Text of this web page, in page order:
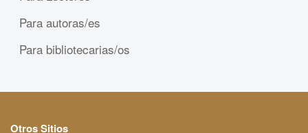
Para autoras/es
Para bibliotecarias/os
Otros Sitios